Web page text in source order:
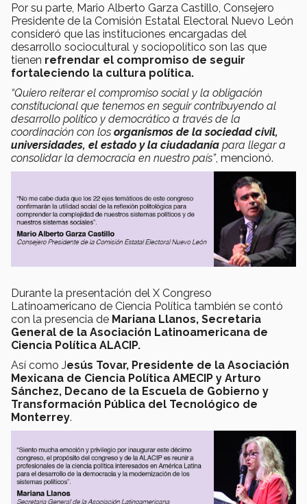
Por su parte, Mario Alberto Garza Castillo, Consejero
Presidente de la Comisión Estatal Electoral Nuevo León
consideró que las instituciones encargadas del
desarrollo sociocultural y sociopolítico son las que
tienen refrendar el compromiso de seguir
fortaleciendo la cultura política.
“Quiero reiterar el compromiso social y la obligación
constitucional que tenemos en seguir contribuyendo al
desarrollo político y democrático a través de la
coordinación con los organismos de la sociedad civil,
universidades, el estado y la ciudadanía para llegar a
consolidar la democracia en nuestro país”, mencionó.
Durante la presentación del X Congreso
Latinoamericano de Ciencia Política también se contó
con la presencia de Mariana Llanos, Secretaria
General de la Asociación Latinoamericana de
Ciencia Política ALACIP.
Así como Jesús Tovar, Presidente de la Asociación
Mexicana de Ciencia Política AMECIP y Arturo
Sánchez, Decano de la Escuela de Gobierno y
Transformación Pública del Tecnológico de
Monterrey.